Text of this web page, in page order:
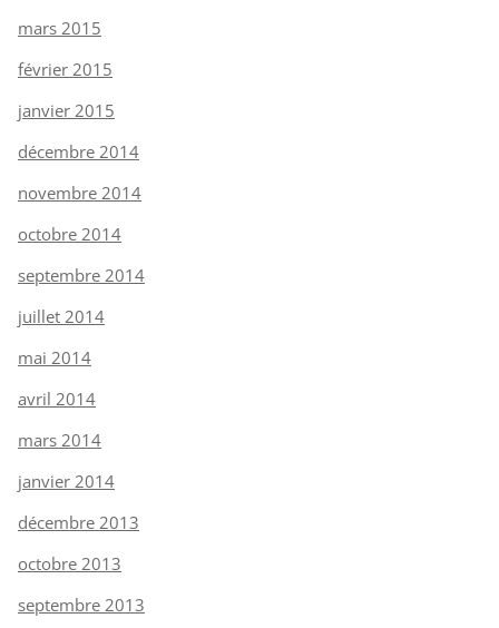
mars 2015
février 2015
janvier 2015
décembre 2014
novembre 2014
octobre 2014
septembre 2014
juillet 2014
mai 2014
avril 2014
mars 2014
janvier 2014
décembre 2013
octobre 2013
septembre 2013